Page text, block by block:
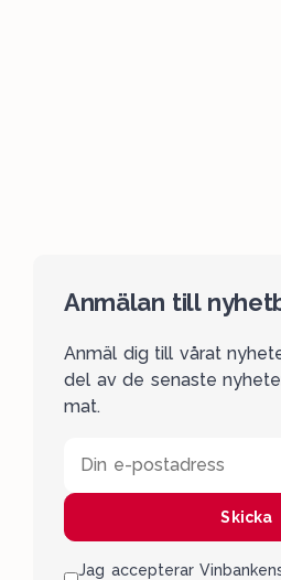
Anmälan till
Anmäl dig till vårat
del av de senaste
mat.
Din e-postadress
Skicka
Jag accepterar